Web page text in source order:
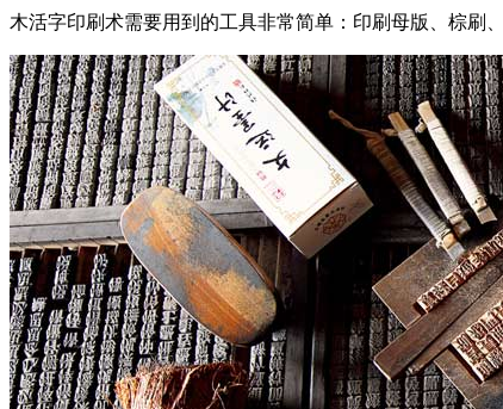
木活字印刷术需要用到的工具非常简单：印刷母版、棕刷